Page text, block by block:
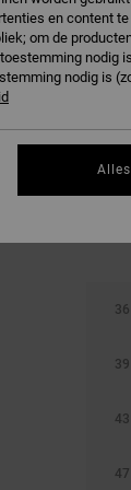
36
39
43
47
en content
om de
nodig
nodig is